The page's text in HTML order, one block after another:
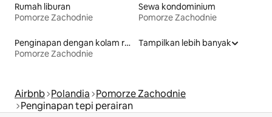
Rumah liburan
Pomorze Zachodnie
Sewa kondominium
Pomorze Zachodnie
Penginapan dengan kolam renang
Pomorze Zachodnie
Tampilkan lebih banyak
Airbnb Polandia Pomorze Zachodnie
Penginapan tepi perairan